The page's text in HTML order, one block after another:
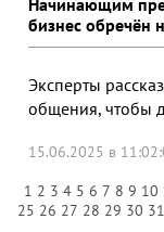
Начинающим
бизнес обречён
Эксперты
общения, чтобы
15.06.2025 в
1 2 3 4 5 6 7 8 9 10
25 26 27 28 29 30 31